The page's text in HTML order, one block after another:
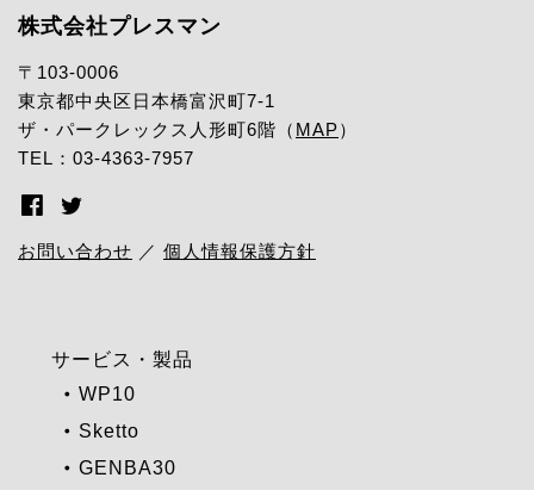
株式会社プレスマン
〒103-0006
東京都中央区日本橋富沢町7-1
ザ・パークレックス人形町6階（ MAP）
TEL：03-4363-7957
お問い合わせ ／ 個人情報保護方針
サービス・製品
WP10
Sketto
GENBA30